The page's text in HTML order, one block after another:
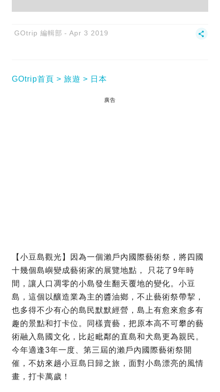
GOtrip 編輯部 Apr 3 2019
GOtrip首頁 旅遊 日本
廣告
【小豆島觀光】因為一個瀨戶內國際藝術祭，將四國
十幾個島嶼變成藝術家的展覽地點， 只花了9年時
間，讓人口凋零的小島發生翻天覆地的變化。小豆
島，這個以釀造業為主的醬油鄉，不止藝術祭帶挈，
也多得不少有心的島民默默經營，島上有愈來愈多有
趣的景點和打卡位。同樣賣藝，把原本高不可攀的藝
術融入島國文化，比起毗鄰的直島和犬島更為親民。
今年適逢3年一度、第三屆的瀨戶內國際藝術祭開
催，不妨來趟小豆島日歸之旅，面對小島漂亮的風情
畫，打卡萬歲！